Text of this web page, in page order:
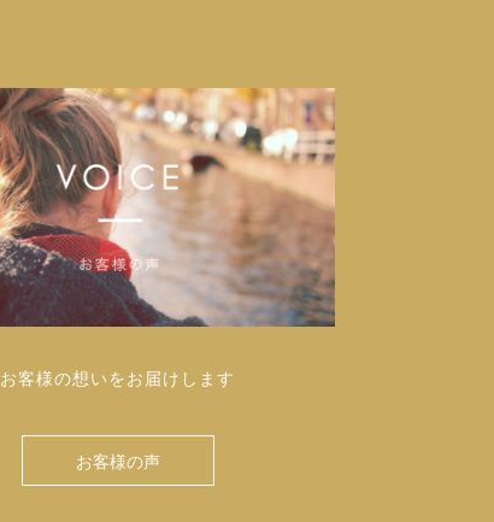
お客様の想いをお届けします
お客様の声